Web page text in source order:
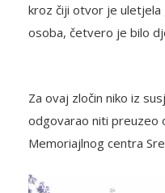
kroz čiji otvor je uletjela
osoba, četvero je bilo
Za ovaj zločin niko iz
odgovarao niti preuzeo
Memoriajlnog centra